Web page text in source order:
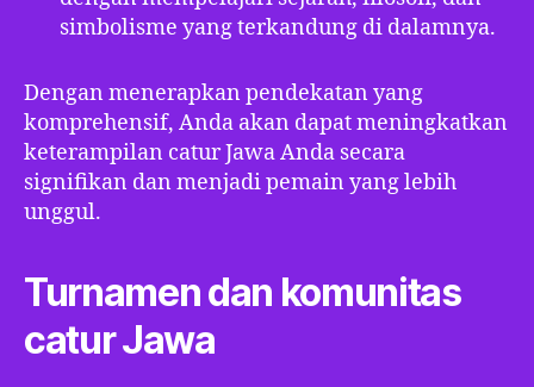
simbolisme yang terkandung di dalamnya.
Dengan menerapkan pendekatan yang
komprehensif, Anda akan dapat meningkatkan
keterampilan catur Jawa Anda secara
signifikan dan menjadi pemain yang lebih
unggul.
Turnamen dan komunitas
catur Jawa